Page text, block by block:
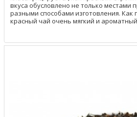
вкуса обусловлено не только местами
разными способами изготовления. Как
красный чай очень мягкий и